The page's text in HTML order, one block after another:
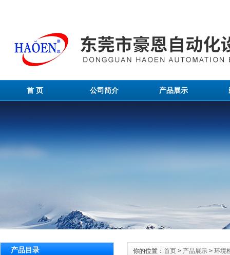
首 页 公司简介 产品展示
产品目录 你的位置： 首页 > 产品展示 > 环境